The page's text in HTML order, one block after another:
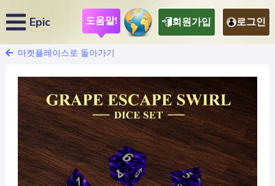
Epic 도움말! 회원가입 로그인
마켓플레이스로 돌아가기